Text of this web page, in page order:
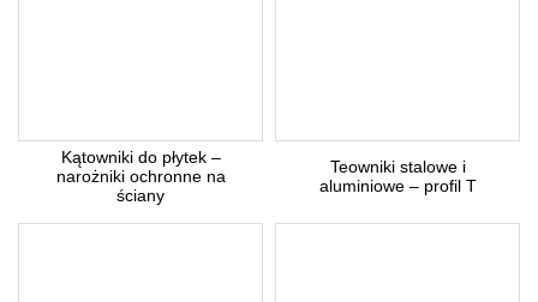
Kątowniki do płytek –
narożniki ochronne na
ściany
Teowniki stalowe i
aluminiowe – profil T